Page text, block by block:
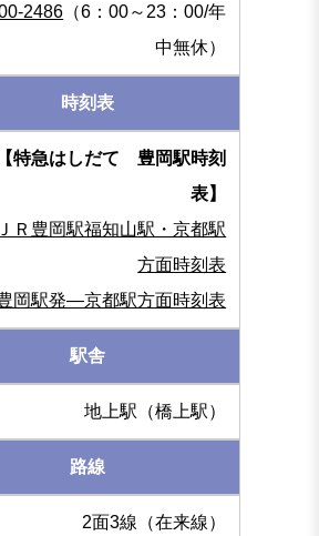
2486 （6：00～23：00/年
中無休）
時刻表
【特急はしだて 豊岡駅時刻
表】
Ｒ豊岡駅福知山駅・京都駅
方面時刻表
岡駅発―京都駅方面時刻表
駅舎
地上駅（橋上駅）
路線
2面3線（在来線）